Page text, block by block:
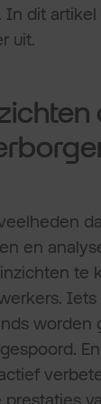
In dit
uit.
en
te
worden